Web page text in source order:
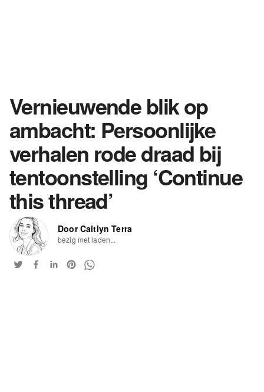
Vernieuwende blik op
ambacht: Persoonlijke
verhalen rode draad bij
tentoonstelling ‘Continue
this thread’
Door Caitlyn Terra
bezig met laden...